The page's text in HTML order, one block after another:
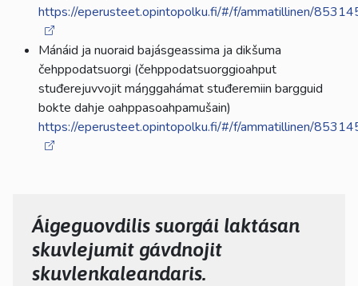
https://eperusteet.opintopolku.fi/#/f/ammatillinen/
Mánáid ja nuoraid bajásgeassima ja dikšuma
čehppodatsuorgi (čehppodatsuorggioahput
stuđerejuvvojit máŋggahámat stuđeremiin bargguid
bokte dahje oahppasoahpamušain)
https://eperusteet.opintopolku.fi/#/f/ammatillinen/
Áigeguovdilis suorgái laktásan
skuvlejumit gávdnojit
skuvlenkaleandaris.